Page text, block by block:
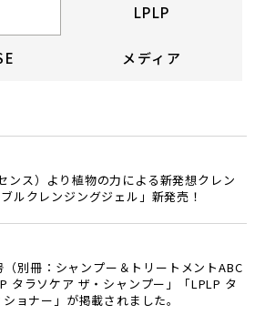
LPLP
メディア
ンス）より植物の力による新発想クレン
ルクレンジングジェル」新発売！
別冊：シャンプー＆トリートメントABC
タラソケア ザ・シャンプー」「LPLP タ
ョナー」が掲載されました。